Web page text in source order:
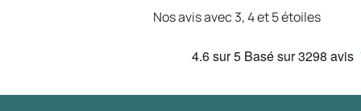
Nos avis avec 3, 4 et 5 étoiles
4.6sur 5 Basé sur3298 avis